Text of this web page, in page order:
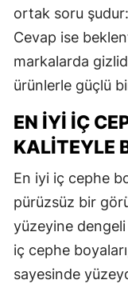
ortak soru
Cevap ise
markalarda
ürünlerle güçlü
EN İYI İÇ
KALITEYLE
En iyi iç cephe
pürüzsüz bir
yüzeyine dengeli
iç cephe
sayesinde